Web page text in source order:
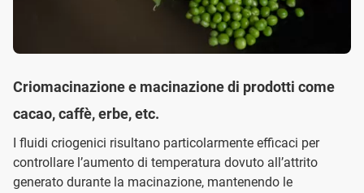
Criomacinazione e macinazione di prodotti come
cacao, caffè, erbe, etc.
I fluidi criogenici risultano particolarmente efficaci per
controllare l’aumento di temperatura dovuto all’attrito
generato durante la macinazione, mantenendo le